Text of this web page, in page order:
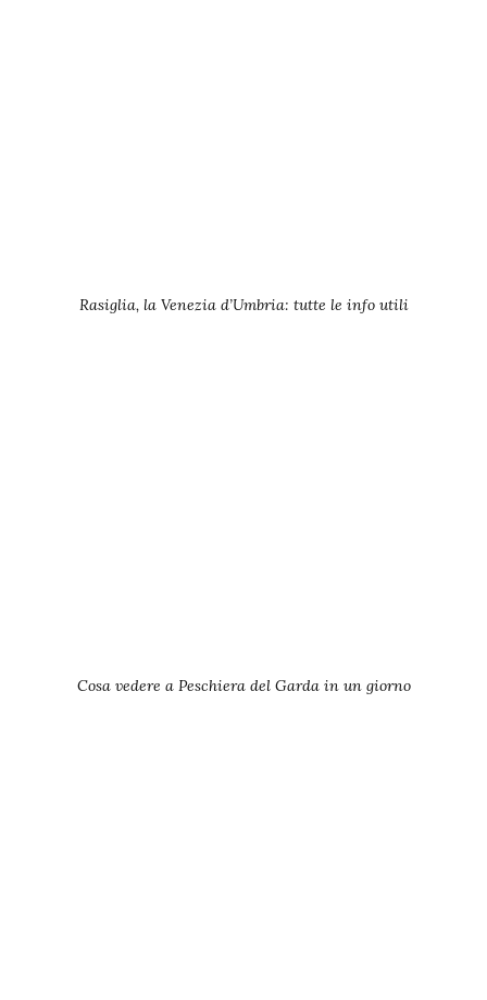
Rasiglia, la Venezia d’Umbria: tutte le info utili
Cosa vedere a Peschiera del Garda in un giorno